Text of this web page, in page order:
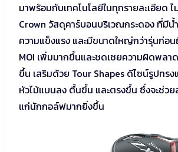
มาพร้อมกับเทคโนโลยีในทุกรายละเอียด ไ
Crown วัสดุคาร์บอนบริเวณกระดอง ที่มีน้
ความแข็งแรง และมีขนาดใหญ่กว่ารุ่นก่อน
MOI เพิ่มมากขึ้นและชดเชยความผิดพลา
ขึ้น เสริมด้วย Tour Shapes ดีไซน์รูปทรง
หัวไม้แบนลง ตื้นขึ้น และตรงขึ้น ซึ่งจะช่วย
แก่นักกอล์ฟมากยิ่งขึ้น